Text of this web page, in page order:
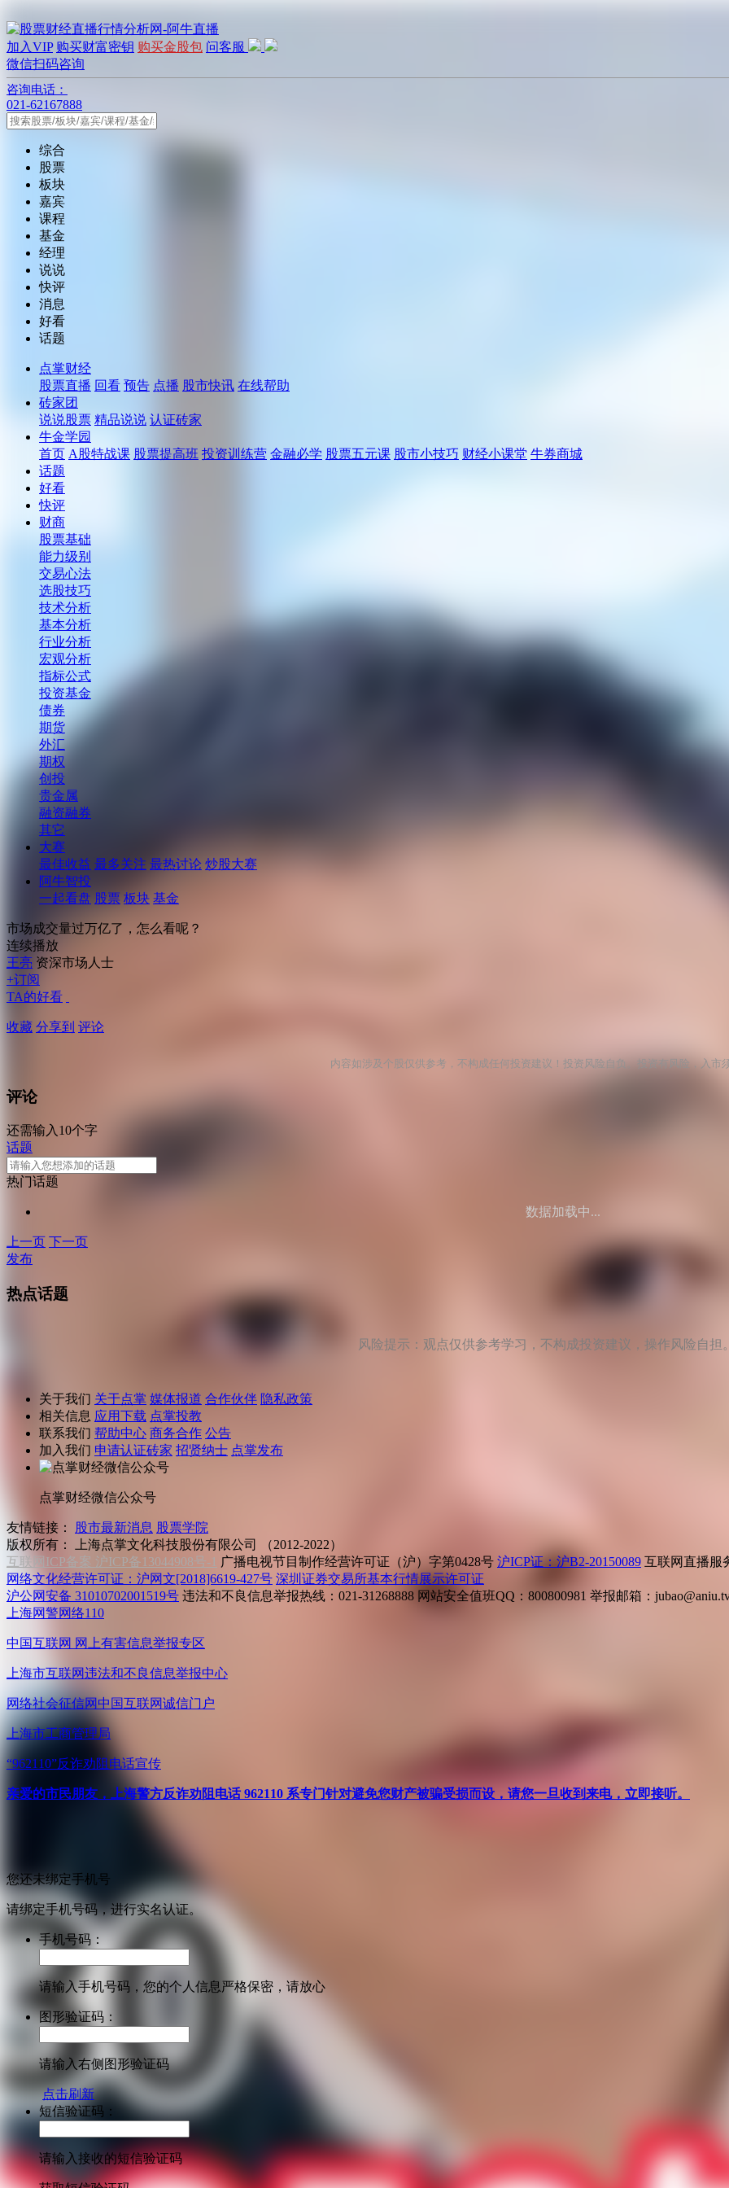
加入VIP 购买财富密钥 购买金股包 问客服
微信扫码咨询
咨询电话：
021-62167888
综合
股票
板块
嘉宾
课程
基金
经理
说说
快评
消息
好看
话题
点掌财经
股票直播 回看 预告 点播 股市快讯 在线帮助
砖家团
说说股票 精品说说 认证砖家
牛金学园
首页 A股特战课 股票提高班 投资训练营 金融必学 股票五元课 股市小技巧 财经小课堂 牛券商城
话题
好看
快评
财商
股票基础
能力级别
交易心法
选股技巧
技术分析
基本分析
行业分析
宏观分析
指标公式
投资基金
债券
期货
外汇
期权
创投
贵金属
融资融券
其它
大赛
最佳收益 最多关注 最热讨论 炒股大赛
阿牛智投
一起看盘 股票 板块 基金
市场成交量过万亿了，怎么看呢？
连续播放
王亮 资深市场人士
+订阅
TA的好看
收藏 分享到 评论
内容如涉及个股仅供参考，不构成任何投资建议！投资风险自负。投资有风险，入市
评论
还需输入10个字
话题
热门话题
数据加载中...
上一页 下一页
发布
热点话题
风险提示：观点仅供参考学习，不构成投资建议，操作风险自担
关于我们 关于点掌 媒体报道 合作伙伴 隐私政策
相关信息 应用下载 点掌投教
联系我们 帮助中心 商务合作 公告
加入我们 申请认证砖家 招贤纳士 点掌发布
点掌财经微信公众号
友情链接： 股市最新消息 股票学院
版权所有：
上海点掌文化科技股份有限公司 （2012-2022）
互联网ICP备案 沪ICP备13044908号-1 广播电视节目制作经营许可证（沪）字第0428号 沪ICP证：沪B2-20150089 互联网直播服
网络文化经营许可证：沪网文[2018]6619-427号 深圳证券交易所基本行情展示许可证
沪公网安备 31010702001519号 违法和不良信息举报热线：021-31268888 网站安全值班QQ：800800981 举报邮箱：
上海网警网络110
中国互联网 网上有害信息举报专区
上海市互联网违法和不良信息举报中心
网络社会征信网中国互联网诚信门户
上海市工商管理局
“962110”反诈劝阻电话宣传
亲爱的市民朋友，上海警方反诈劝阻电话 962110 系专门针对避免您财产被骗受损而设，请您一旦收到来电，立即接听。
您还未绑定手机号
请绑定手机号码，进行实名认证。
手机号码：
请输入手机号码，您的个人信息严格保密，请放心
图形验证码：
请输入右侧图形验证码
点击刷新
短信验证码：
请输入接收的短信验证码